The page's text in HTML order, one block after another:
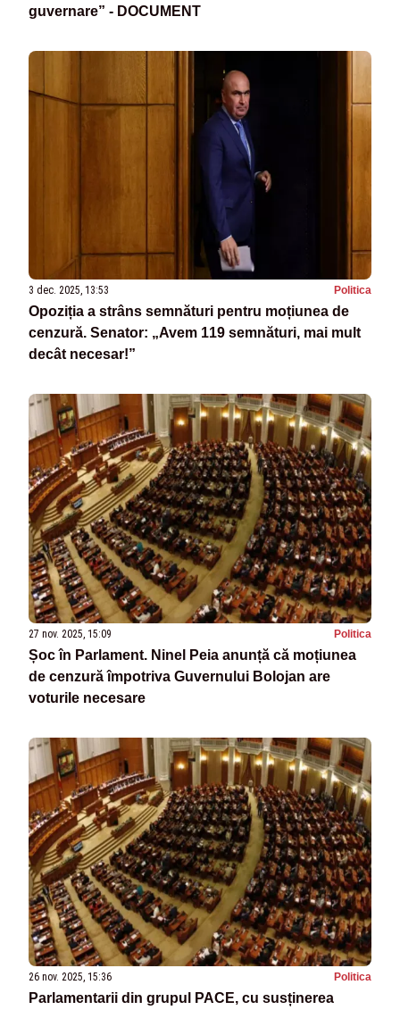
guvernare” - DOCUMENT
3 dec. 2025, 13:53 Politica
Opoziția a strâns semnături pentru moțiunea de
cenzură. Senator: „Avem 119 semnături, mai mult
decât necesar!”
27 nov. 2025, 15:09 Politica
Șoc în Parlament. Ninel Peia anunță că moțiunea
de cenzură împotriva Guvernului Bolojan are
voturile necesare
26 nov. 2025, 15:36 Politica
Parlamentarii din grupul PACE, cu susținerea